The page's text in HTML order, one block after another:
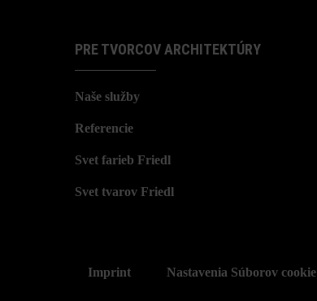
PRE TVORCOV ARCHITEKTÚRY
Naše služby
Referencie
Svet farieb Friedl
Svet tvarov Friedl
Imprint Nastavenia Súborov cookie